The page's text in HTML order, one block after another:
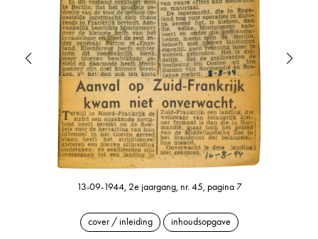
13-09-1944, 2e jaargang, nr. 45, pagina 7
cover / inleiding inhoudsopgave